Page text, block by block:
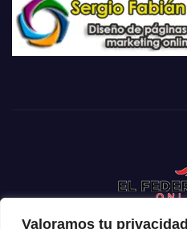
Valoramos tu privacidad